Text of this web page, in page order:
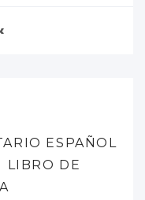
ESPAÑOL
LIBRO DE